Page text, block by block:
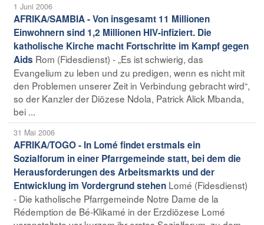
1 Juni 2006
AFRIKA/SAMBIA - Von insgesamt 11 Millionen
Einwohnern sind 1,2 Millionen HIV-infiziert. Die
katholische Kirche macht Fortschritte im Kampf gegen
Aids Rom (Fidesdienst) - „Es ist schwierig, das
Evangelium zu leben und zu predigen, wenn es nicht mit
den Problemen unserer Zeit in Verbindung gebracht wird“,
so der Kanzler der Diözese Ndola, Patrick Alick Mbanda,
bei ...
31 Mai 2006
AFRIKA/TOGO - In Lomé findet erstmals ein
Sozialforum in einer Pfarrgemeinde statt, bei dem die
Herausforderungen des Arbeitsmarkts und der
Entwicklung im Vordergrund stehen Lomé (Fidesdienst)
- Die katholische Pfarrgemeinde Notre Dame de la
Rédemption de Bé-Klikamé in der Erzdiözese Lomé